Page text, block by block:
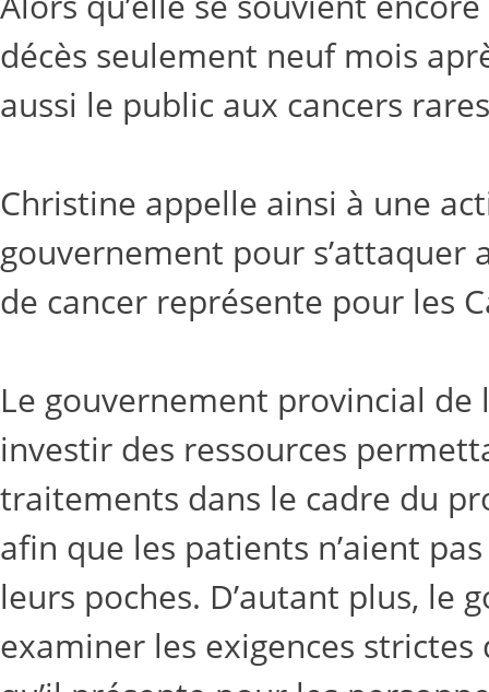
décès seulement neuf mois
aussi le public aux cancers
Christine appelle ainsi à une
gouvernement pour s’attaquer
de cancer représente pour les
Le gouvernement provincial
investir des ressources
traitements dans le cadre du
afin que les patients n’aient
leurs poches. D’autant plus, le
examiner les exigences